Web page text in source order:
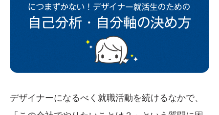
デザイナーになるべく就職活動を続けるなかで、